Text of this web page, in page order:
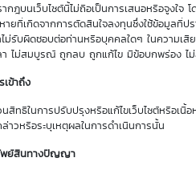
กฎบนเว็บไซต์นี้ไม่ถือเป็นการเสนอหรือจูงใ
ายที่เกิดจากการตัดสินใจลงทุนซึ่งใช้ข้อมูลที่
ม่รับผิดชอบต่อท่านหรือบุคคลใดๆ ในความเสี
า ไม่สมบูรณ์ ถูกลบ ถูกแก้ไข มีข้อบกพร่อง ไ
เข้าถึง
สิทธิในการปรับปรุงหรือแก้ไขเว็บไซต์หรือเนื้
าวหรือระบุเหตุผลในการดำเนินการนั้น
พย์สินทางปัญญา
รก
. 2569
7.40